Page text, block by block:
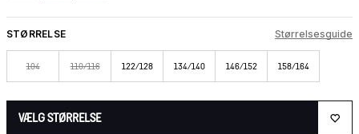
STØRRELSE Størrelsesguide
104 110/116 122/128 134/140 146/152 158/164
VÆLG STØRRELSE